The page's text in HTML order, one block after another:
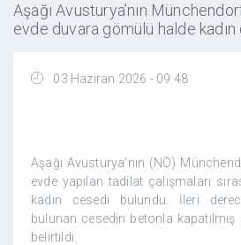
Aşağı Avusturya’nın
evde duvara gömülü halde kadın
03 Haziran 2026 - 09:48
Aşağı Avusturya’nın (NÖ)
evde yapılan tadilat çalışmaları
kadın cesedi bulundu. İleri
bulunan cesedin betonla
belirtildi.